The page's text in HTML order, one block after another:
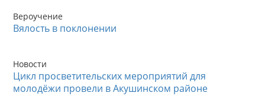
Вероучение
Вялость в поклонении
Новости
Цикл просветительских мероприятий для
молодёжи провели в Акушинском районе